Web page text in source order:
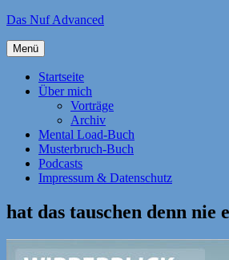
Zum
springen
Das Nuf Advanced
Menü
Startseite
Über mich
Vorträge
Archiv
Mental Load-Buch
Musterbruch-Buch
Podcasts
Impressum & Datenschutz
hat das tauschen denn nie